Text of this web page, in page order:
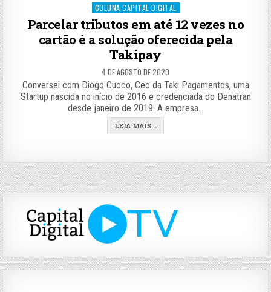
Posted
in
COLUNA CAPITAL DIGITAL
Parcelar tributos em até 12 vezes no
cartão é a solução oferecida pela
Takipay
4 DE AGOSTO DE 2020
Conversei com Diogo Cuoco, Ceo da Taki Pagamentos, uma
Startup nascida no início de 2016 e credenciada do Denatran
desde janeiro de 2019. A empresa…
LEIA MAIS...